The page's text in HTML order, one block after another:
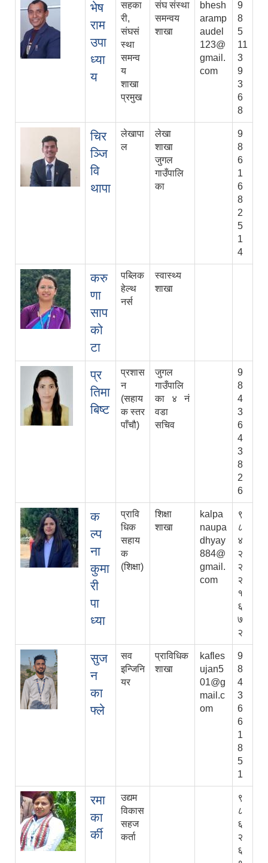
भेष
राम
उपा
ध्या
य
सहका
री,
संघसं
स्था
समन्व
य
शाखा
प्रमुख
संघ संस्था
समन्वय
शाखा
bhesh
aramp
audel
123@
gmail.
com
9
8
5
11
3
9
3
6
8
चिर
ञ्जि
वि
थापा
लेखापा
ल
लेखा
शाखा
जुगल
गाउँपालि
का
9
8
6
1
6
8
2
5
1
4
करु
णा
साप
को
टा
पब्लिक
हेल्थ
नर्स
स्वास्थ्य
शाखा
प्र
तिमा
बिष्ट
प्रशास
न
(सहाय
क स्तर
पाँचौ)
जुगल
गाउँपालि
का ४ नं
वडा
सचिव
9
8
4
3
6
4
3
8
2
6
क
ल्प
ना
कुमा
री
पा
ध्या
प्रावि
धिक
सहाय
क
(शिक्षा)
शिक्षा
शाखा
kalpa
naupa
dhyay
884@
gmail.
com
९
८
४
२
२
२
१
६
७
२
सुज
न
का
फ्ले
सव
इन्जिनि
यर
प्राविधिक
शाखा
kafles
ujan5
01@g
mail.c
om
9
8
4
3
6
6
1
8
5
1
रमा
का
र्की
उद्यम
विकास
सहज
कर्ता
९
८
६
२
६